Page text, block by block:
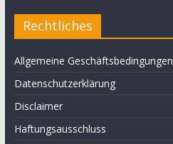
Rechtliches
Allgemeine Geschäftsbedingungen
Datenschutzerklärung
Disclaimer
Haftungsausschluss